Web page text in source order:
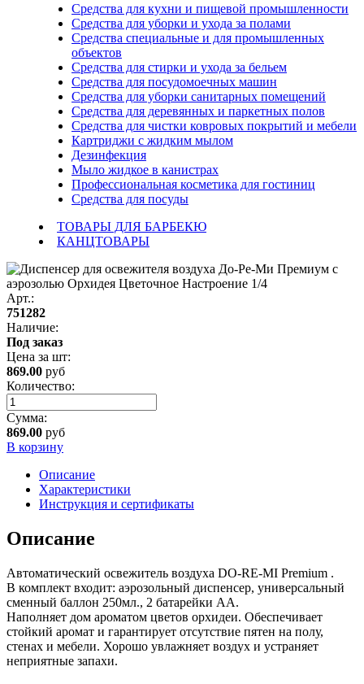
Средства для кухни и пищевой промышленности
Средства для уборки и ухода за полами
Средства специальные и для промышленных
объектов
Средства для стирки и ухода за бельем
Средства для посудомоечных машин
Средства для уборки санитарных помещений
Средства для деревянных и паркетных полов
Средства для чистки ковровых покрытий и мебели
Картриджи с жидким мылом
Дезинфекция
Мыло жидкое в канистрах
Профессиональная косметика для гостиниц
Средства для посуды
ТОВАРЫ ДЛЯ БАРБЕКЮ
КАНЦТОВАРЫ
Арт.:
751282
Наличие:
Под заказ
Цена за шт:
869.00 руб
Количество:
Сумма:
869.00 руб
В корзину
Описание
Характеристики
Инструкция и сертификаты
Описание
Автоматический освежитель воздуха DO-RE-MI Premium .
В комплект входит: аэрозольный диспенсер, универсальный
сменный баллон 250мл., 2 батарейки АА.
Наполняет дом ароматом цветов орхидеи. Обеспечивает
стойкий аромат и гарантирует отсутствие пятен на полу,
стенах и мебели. Хорошо увлажняет воздух и устраняет
неприятные запахи.